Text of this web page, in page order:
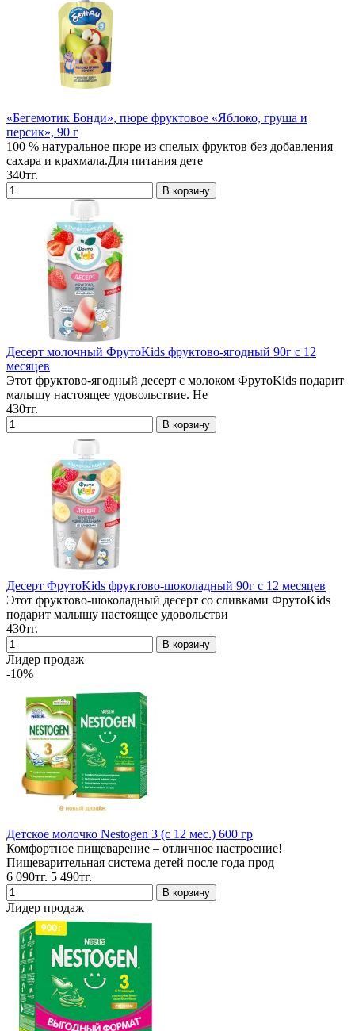
«Бегемотик Бонди», пюре фруктовое «Яблоко, груша и
персик», 90 г
100 % натуральное пюре из спелых фруктов без добавления
сахара и крахмала.Для питания дете
340тг.
Десерт молочный ФрутоKids фруктово-ягодный 90г с 12
месяцев
Этот фруктово-ягодный десерт с молоком ФрутоKids подарит
малышу настоящее удовольствие. Не
430тг.
Десерт ФрутоKids фруктово-шоколадный 90г с 12 месяцев
Этот фруктово-шоколадный десерт со сливками ФрутоKids
подарит малышу настоящее удовольстви
430тг.
Лидер продаж
-10%
Детское молочко Nestogen 3 (с 12 мес.) 600 гр
Комфортное пищеварение – отличное настроение!
Пищеварительная система детей после года прод
6 090тг. 5 490тг.
Лидер продаж